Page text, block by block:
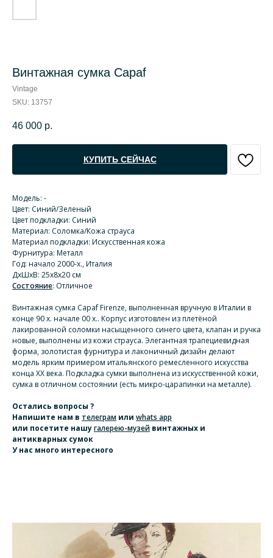
Винтажная сумка Capaf
Vintage
SKU: 13757
46 000 р.
КУПИТЬ СЕЙЧАС
Модель: -
Цвет: Синий/Зеленый
Цвет подкладки: Синий
Материал: Соломка/Кожа страуса
Материал подкладки: Искусственная кожа
Фурнитура: Металл
Год: начало 2000-х., Италия
ДхШхВ: 25х8х20 см
Состояние: Отличное
Винтажная сумка Capaf Firenze, выполненная вручную в Италии в
конце 90 х. начале 00 х.. Корпус изготовлен из плетёной
лакированной соломки насыщенного синего цвета, клапан и ручка
новые, выполнены из кожи страуса. Элегантная трапециевидная
форма, золотистая фурнитура и лаконичный дизайн делают
модель ярким примером итальянского ремесленного искусства
конца XX века. Подкладка сумки выполнена из искусственной кожи,
сумка в отличном состоянии (есть микро-царапинки на металле).
Остались вопросы ?
Напишите нам в телеграм или whats app
или посетите нашугалерею-музей винтажных и
антикварных сумок
У нас много интересного